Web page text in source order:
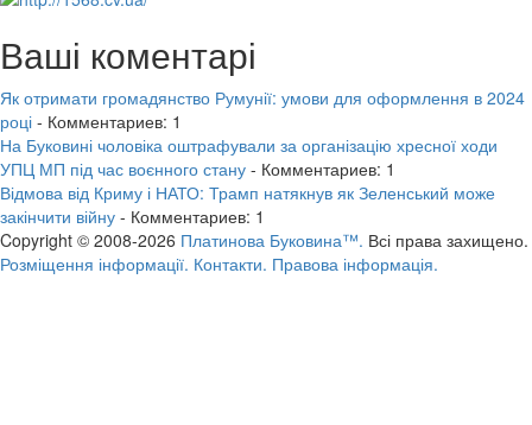
Ваші коментарі
Як отримати громадянство Румунії: умови для оформлення в 2024
році - Комментариев: 1
На Буковині чоловіка оштрафували за організацію хресної ходи
УПЦ МП під час воєнного стану - Комментариев: 1
Відмова від Криму і НАТО: Трамп натякнув як Зеленський може
закінчити війну - Комментариев: 1
Copyright © 2008-2026 Платинова Буковина™. Всі права захищено.
Розміщення інформації. Контакти. Правова інформація.